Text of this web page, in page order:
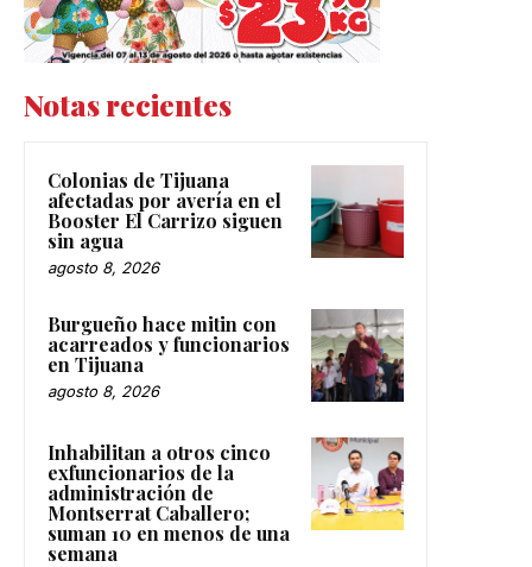
Notas recientes
Colonias de Tijuana
afectadas por avería en el
Booster El Carrizo siguen
sin agua
agosto 8, 2026
Burgueño hace mitin con
acarreados y funcionarios
en Tijuana
agosto 8, 2026
Inhabilitan a otros cinco
exfuncionarios de la
administración de
Montserrat Caballero;
suman 10 en menos de una
semana